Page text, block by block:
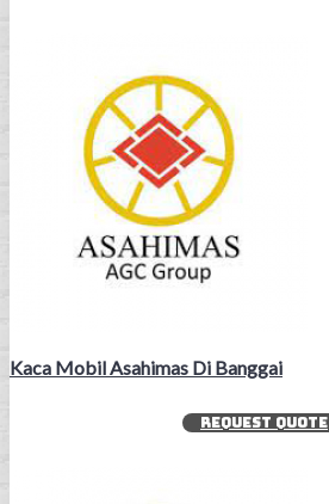
Kaca Mobil Asahimas Di Banggai
REQUEST QUOTE